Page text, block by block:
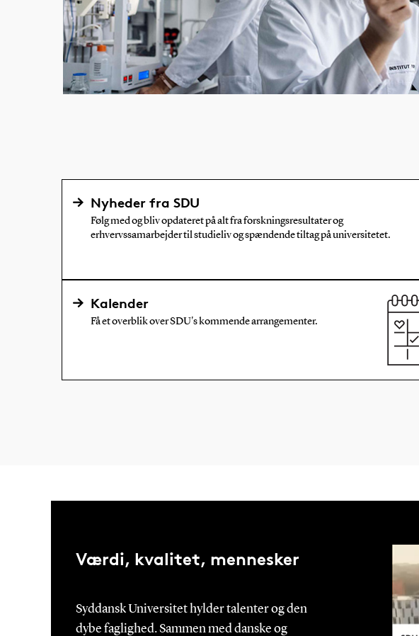
Nyheder fra SDU
Følg med og bliv opdateret på alt fra forskningsresultater og
erhvervssamarbejder til studieliv og spændende tiltag på universitetet.
Kalender
Få et overblik over SDU's kommende arrangementer.
Værdi, kvalitet, mennesker
Syddansk Universitet hylder talenter og den
dybe faglighed. Sammen med danske og